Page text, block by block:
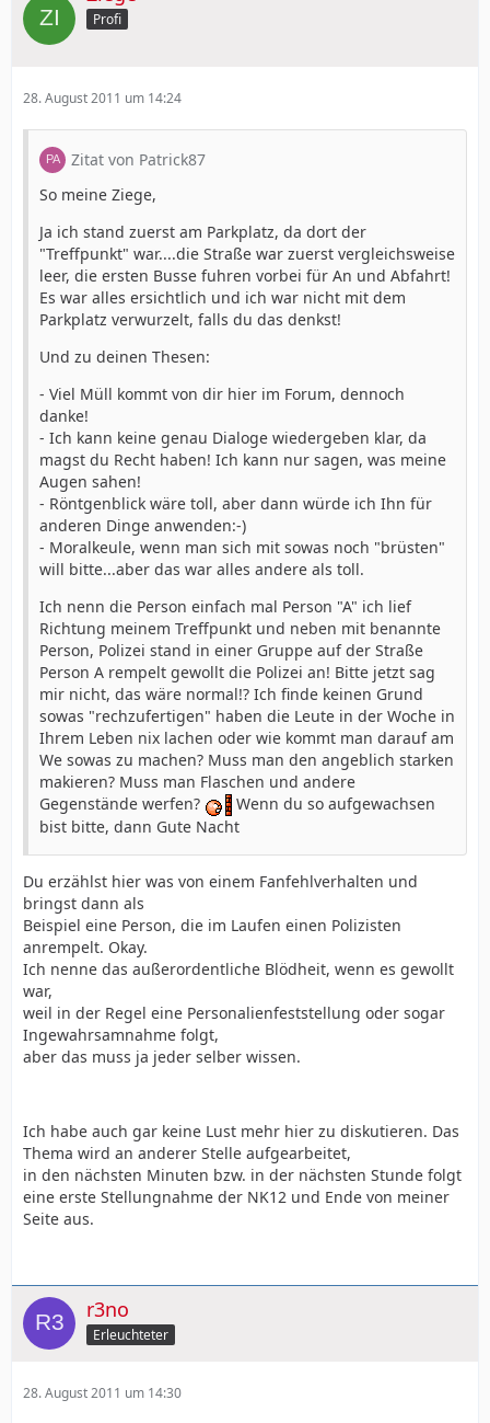
Profi
28. August 2011 um 14:24
Zitat von Patrick87
So meine Ziege,
Ja ich stand zuerst am Parkplatz, da dort der
"Treffpunkt" war....die Straße war zuerst vergleichsweise
leer, die ersten Busse fuhren vorbei für An und Abfahrt!
Es war alles ersichtlich und ich war nicht mit dem
Parkplatz verwurzelt, falls du das denkst!
Und zu deinen Thesen:
- Viel Müll kommt von dir hier im Forum, dennoch
danke!
- Ich kann keine genau Dialoge wiedergeben klar, da
magst du Recht haben! Ich kann nur sagen, was meine
Augen sahen!
- Röntgenblick wäre toll, aber dann würde ich Ihn für
anderen Dinge anwenden:-)
- Moralkeule, wenn man sich mit sowas noch "brüsten"
will bitte...aber das war alles andere als toll.
Ich nenn die Person einfach mal Person "A" ich lief
Richtung meinem Treffpunkt und neben mit benannte
Person, Polizei stand in einer Gruppe auf der Straße
Person A rempelt gewollt die Polizei an! Bitte jetzt sag
mir nicht, das wäre normal!? Ich finde keinen Grund
sowas "rechzufertigen" haben die Leute in der Woche in
Ihrem Leben nix lachen oder wie kommt man darauf am
We sowas zu machen? Muss man den angeblich starken
makieren? Muss man Flaschen und andere
Gegenstände werfen?
Wenn du so aufgewachsen
bist bitte, dann Gute Nacht
Du erzählst hier was von einem Fanfehlverhalten und
bringst dann als
Beispiel eine Person, die im Laufen einen Polizisten
anrempelt. Okay.
Ich nenne das außerordentliche Blödheit, wenn es gewollt
war,
weil in der Regel eine Personalienfeststellung oder sogar
Ingewahrsamnahme folgt,
aber das muss ja jeder selber wissen.
Ich habe auch gar keine Lust mehr hier zu diskutieren. Das
Thema wird an anderer Stelle aufgearbeitet,
in den nächsten Minuten bzw. in der nächsten Stunde folgt
eine erste Stellungnahme der NK12 und Ende von meiner
Seite aus.
r3no
Erleuchteter
28. August 2011 um 14:30